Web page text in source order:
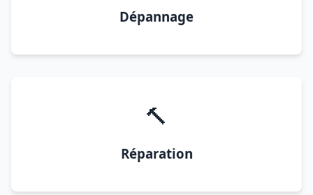
Dépannage
🔨
Réparation